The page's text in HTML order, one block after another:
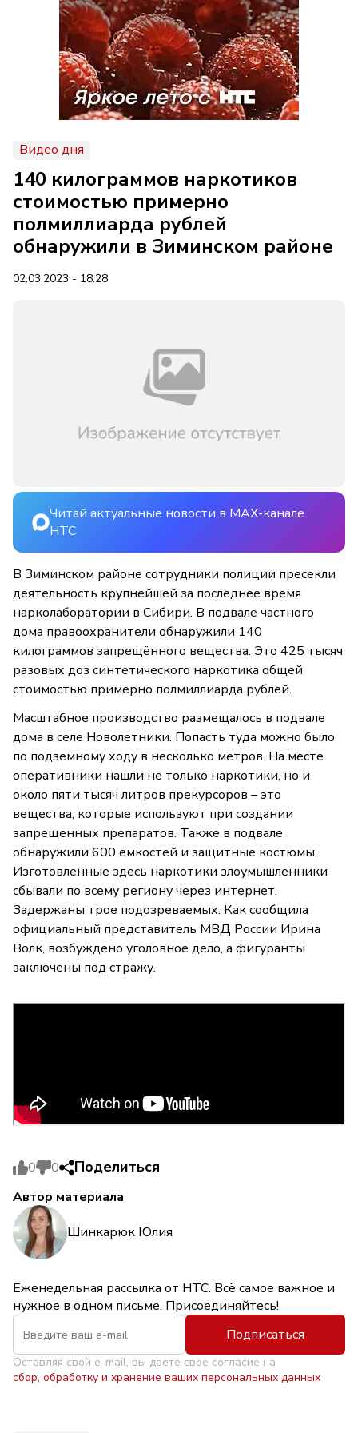
Видео дня
140 килограммов наркотиков
стоимостью примерно
полмиллиарда рублей
обнаружили в Зиминском районе
02.03.2023 - 18:28
Читай актуальные новости в MAX-канале
НТС
В Зиминском районе сотрудники полиции пресекли
деятельность крупнейшей за последнее время
нарколаборатории в Сибири. В подвале частного
дома правоохранители обнаружили 140
килограммов запрещённого вещества. Это 425 тысяч
разовых доз синтетического наркотика общей
стоимостью примерно полмиллиарда рублей.
Масштабное производство размещалось в подвале
дома в селе Новолетники. Попасть туда можно было
по подземному ходу в несколько метров. На месте
оперативники нашли не только наркотики, но и
около пяти тысяч литров прекурсоров – это
вещества, которые используют при создании
запрещенных препаратов. Также в подвале
обнаружили 600 ёмкостей и защитные костюмы.
Изготовленные здесь наркотики злоумышленники
сбывали по всему региону через интернет.
Задержаны трое подозреваемых. Как сообщила
официальный представитель МВД России Ирина
Волк, возбуждено уголовное дело, а фигуранты
заключены под стражу.
0 0 Поделиться
Автор материала
Шинкарюк Юлия
Еженедельная рассылка от НТС. Всё самое важное и
нужное в одном письме. Присоединяйтесь!
Подписаться
Оставляя свой e-mail, вы даете свое согласие на
сбор, обработку и хранение ваших персональных данных